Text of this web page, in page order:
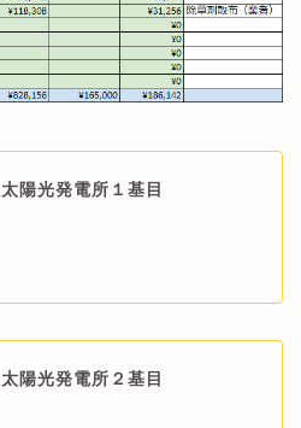
太陽光発電所１基目
太陽光発電所２基目